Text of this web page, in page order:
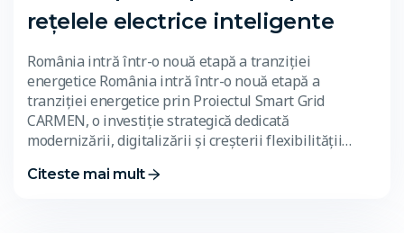
rețelele electrice inteligente
România intră într-o nouă etapă a tranziției
energetice România intră într-o nouă etapă a
tranziției energetice prin Proiectul Smart Grid
CARMEN, o investiție strategică dedicată
modernizării, digitalizării și creșterii flexibilității…
Citeste mai mult